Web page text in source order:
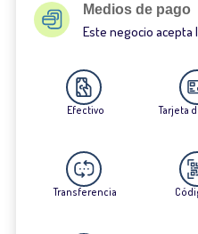
Medios de pago
Este negocio
Efectivo Tarjeta
Transferencia